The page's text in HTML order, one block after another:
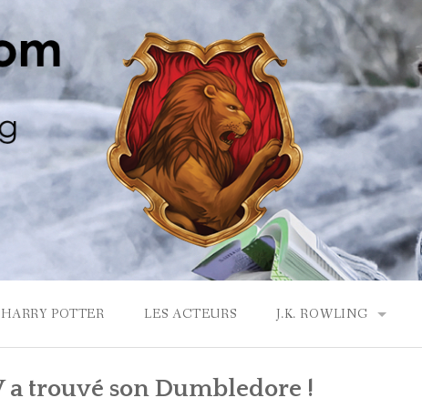
HARRY POTTER LES ACTEURS J.K. ROWLING
a trouvé son Dumbledore !